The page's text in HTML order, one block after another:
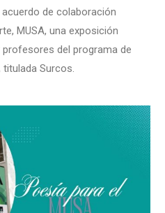
de colaboración
MUSA, una exposición
del programa de
titulada Surcos.